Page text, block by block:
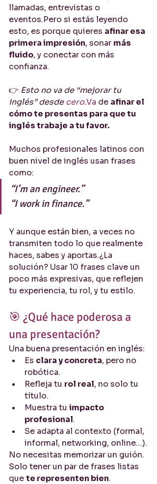
llamadas, entrevistas o
eventos.Pero si estás leyendo
esto, es porque quieres afinar esa
primera impresión, sonar más
fluido, y conectar con más
confianza.
👉 Esto no va de “mejorar tu
inglés” desde cero.Va de afinar el
cómo te presentas para que tu
inglés trabaje a tu favor.
Muchos profesionales latinos con
buen nivel de inglés usan frases
como:
“I’m an engineer.”
“I work in finance.”
Y aunque están bien, a veces no
transmiten todo lo que realmente
haces, sabes y aportas.¿La
solución? Usar 10 frases clave un
poco más expresivas, que reflejen
tu experiencia, tu rol, y tu estilo.
🎯 ¿Qué hace poderosa a
una presentación?
Una buena presentación en inglés:
Es clara y concreta, pero no
robótica.
Refleja tu rol real, no solo tu
título.
Muestra tu impacto
profesional.
Se adapta al contexto (formal,
informal, networking, online…).
No necesitas memorizar un guión.
Solo tener un par de frases listas
que te representen bien.